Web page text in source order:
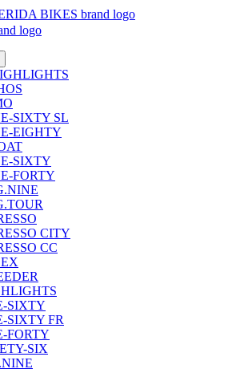
SIXTY SL
EIGHTY
SIXTY
FORTY
CITY
CC
SIXTY
SIXTY FR
FORTY
SIX